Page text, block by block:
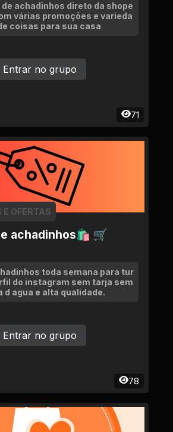
de achadinhos direto da shope
várias promoções e varieda
coisas para sua casa
71
Entrar no grupo
achadinhos🛍 🛒
E OFERTAS
toda semana para tur
do instagram sem tarja sem
d agua e alta qualidade.
78
Entrar no grupo